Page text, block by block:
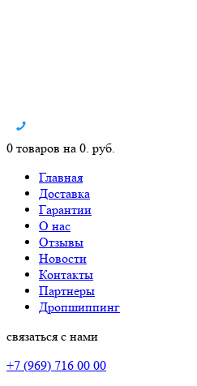
0 товаров на 0. руб.
Главная
Доставка
Гарантии
О нас
Отзывы
Новости
Контакты
Партнеры
Дропшиппинг
связаться с нами
+7 (969) 716 00 00